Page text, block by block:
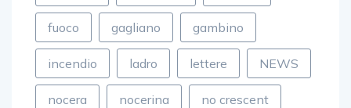
fuoco gagliano gambino
incendio ladro lettere NEWS
nocera nocerina no crescent